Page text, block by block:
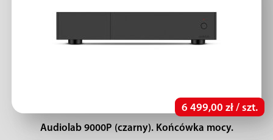
6 499,00 zł / szt.
Audiolab 9000P (czarny). Końcówka mocy.